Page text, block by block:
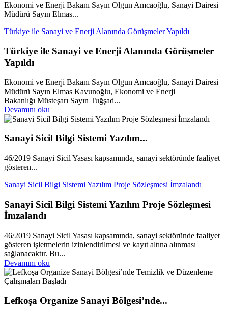
Ekonomi ve Enerji Bakanı Sayın Olgun Amcaoğlu, Sanayi Dairesi
Müdürü Sayın Elmas...
Türkiye ile Sanayi ve Enerji Alanında Görüşmeler Yapıldı
Türkiye ile Sanayi ve Enerji Alanında Görüşmeler
Yapıldı
Ekonomi ve Enerji Bakanı Sayın Olgun Amcaoğlu, Sanayi Dairesi
Müdürü Sayın Elmas Kavunoğlu, Ekonomi ve Enerji
Bakanlığı Müsteşarı Sayın Tuğşad...
Devamını oku
Sanayi Sicil Bilgi Sistemi Yazılım...
46/2019 Sanayi Sicil Yasası kapsamında, sanayi sektöründe faaliyet
gösteren...
Sanayi Sicil Bilgi Sistemi Yazılım Proje Sözleşmesi İmzalandı
Sanayi Sicil Bilgi Sistemi Yazılım Proje Sözleşmesi
İmzalandı
46/2019 Sanayi Sicil Yasası kapsamında, sanayi sektöründe faaliyet
gösteren işletmelerin izinlendirilmesi ve kayıt altına alınması
sağlanacaktır. Bu...
Devamını oku
Lefkoşa Organize Sanayi Bölgesi’nde...